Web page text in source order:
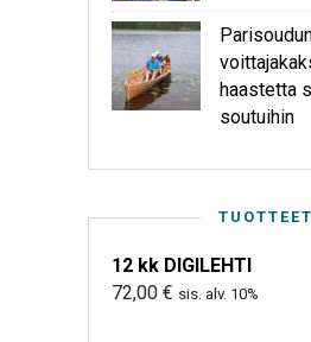
haastetta
soutuihin
TUOTTEET
12 kk DIGILEHTI
72,00 € sis. alv. 10%